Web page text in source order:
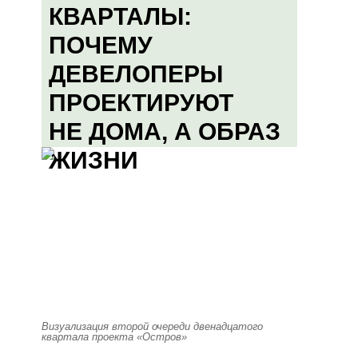
КВАРТАЛЫ:
ПОЧЕМУ
ДЕВЕЛОПЕРЫ
ПРОЕКТИРУЮТ
НЕ ДОМА, А ОБРАЗ
ЖИЗНИ
Визуализация второй очереди двенадцатого
квартала проекта «Остров»